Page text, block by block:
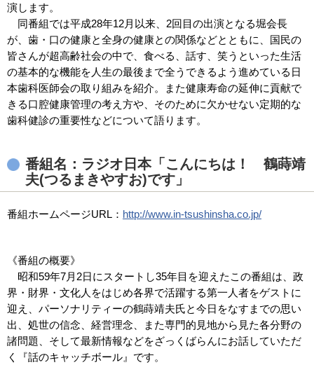
演します。
同番組では平成28年12月以来、2回目の出演となる堀会長
が、歯・口の健康と全身の健康との関係などとともに、国民の
皆さんが超高齢社会の中で、食べる、話す、笑うといった生活
の基本的な機能を人生の最後まで全うできるよう進めている日
本歯科医師会の取り組みを紹介。また健康寿命の延伸に貢献で
きる口腔健康管理の考え方や、そのために欠かせない定期的な
歯科健診の重要性などについて語ります。
番組名：ラジオ日本「こんにちは！ 鶴蒔靖
夫(つるまきやすお)です」
番組ホームページURL： http://www.in-tsushinsha.co.jp/
《番組の概要》
昭和59年7月2日にスタートし35年目を迎えたこの番組は、政
界・財界・文化人をはじめ各界で活躍する第一人者をゲストに
迎え、パーソナリティーの鶴蒔靖夫氏と今日をなすまでの思い
出、処世の信念、経営理念、また専門的見地から見た各分野の
諸問題、そして最新情報などをざっくばらんにお話していただ
く『話のキャッチボール』です。